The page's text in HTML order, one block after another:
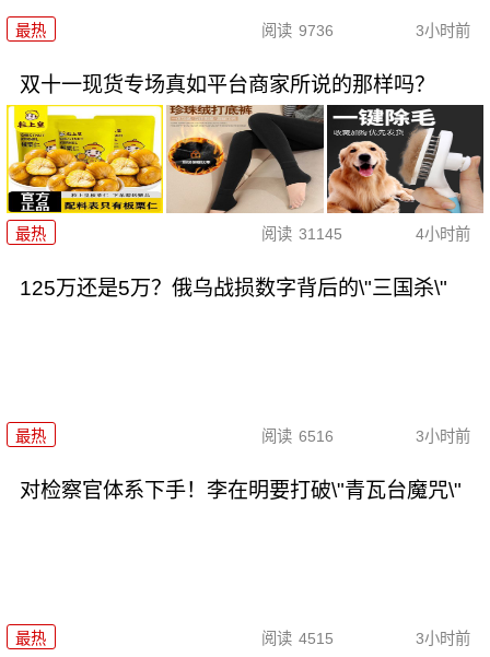
最热 阅读 9736 3小时前
双十一现货专场真如平台商家所说的那样吗？
最热 阅读 31145 4小时前
125万还是5万？俄乌战损数字背后的\"三国杀\"
最热 阅读 6516 3小时前
对检察官体系下手！李在明要打破\"青瓦台魔咒\"
最热 阅读 4515 3小时前